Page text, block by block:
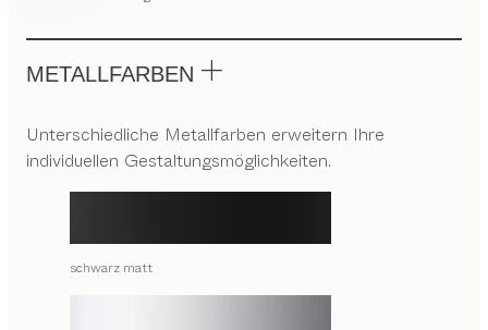
METALLFARBEN
Unterschiedliche Metallfarben erweitern Ihre
individuellen Gestaltungsmöglichkeiten.
schwarz matt